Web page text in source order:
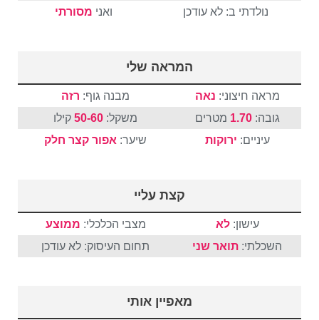
נולדתי ב: לא עודכן
ואני מסורתי
המראה שלי
מראה חיצוני: נאה מבנה גוף: רזה
גובה:1.70 מטרים משקל: 50-60 קילו
עיניים: ירוקות שיער: אפור קצר חלק
קצת עליי
עישון:לא מצבי הכלכלי: ממוצע
השכלתי: תואר שני תחום העיסוק: לא עודכן
מאפיין אותי